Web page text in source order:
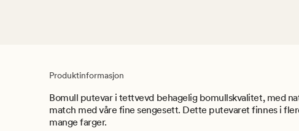
Produktinformasjon
Bomull putevar i tettvevd behagelig bomullskvalitet, med
match med våre fine sengesett. Dette putevaret finnes i
mange farger.